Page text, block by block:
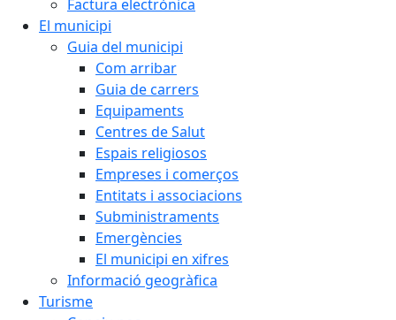
Factura electrònica
El municipi
Guia del municipi
Com arribar
Guia de carrers
Equipaments
Centres de Salut
Espais religiosos
Empreses i comerços
Entitats i associacions
Subministraments
Emergències
El municipi en xifres
Informació geogràfica
Turisme